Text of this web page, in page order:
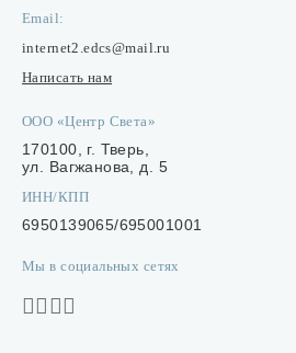
Email:
internet2.edcs@mail.ru
Написать нам
ООО «Центр Света»
170100, г. Тверь,
ул. Вагжанова, д. 5
ИНН/КПП
6950139065/695001001
Мы в социальных сетях